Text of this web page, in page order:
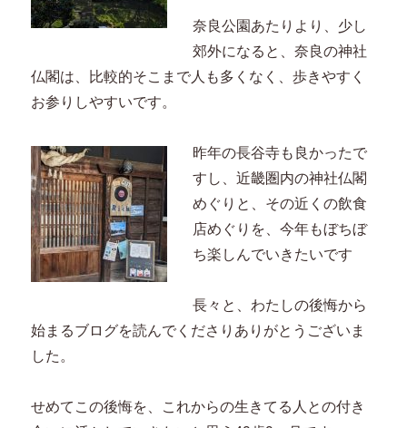
奈良公園あたりより、少し
郊外になると、奈良の神社
仏閣は、比較的そこまで人も多くなく、歩きやすく
お参りしやすいです。
昨年の長谷寺も良かったで
すし、近畿圏内の神社仏閣
めぐりと、その近くの飲食
店めぐりを、今年もぼちぼ
ち楽しんでいきたいです
長々と、わたしの後悔から
始まるブログを読んでくださりありがとうございま
した。
せめてこの後悔を、これからの生きてる人との付き